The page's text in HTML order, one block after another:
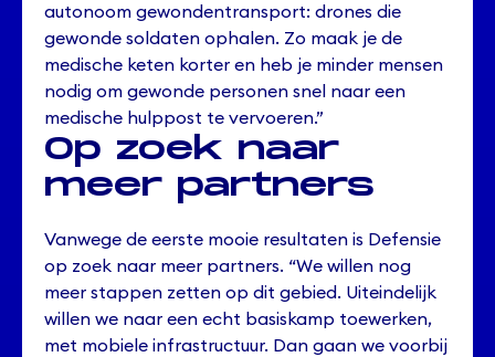
autonoom gewondentransport: drones die
gewonde soldaten ophalen. Zo maak je de
medische keten korter en heb je minder mensen
nodig om gewonde personen snel naar een
medische hulppost te vervoeren.”
Op zoek naar
meer partners
Vanwege de eerste mooie resultaten is Defensie
op zoek naar meer partners. “We willen nog
meer stappen zetten op dit gebied. Uiteindelijk
willen we naar een echt basiskamp toewerken,
met mobiele infrastructuur. Dan gaan we voorbij